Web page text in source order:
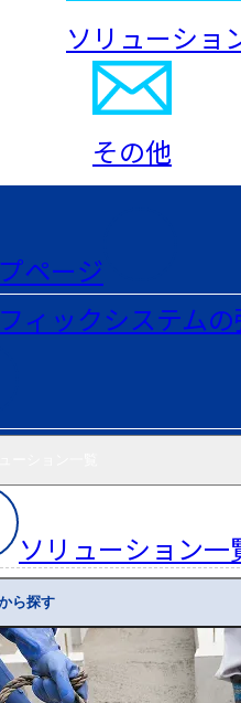
ソリューショ
その他
ページ
ィックシステム
ソリューション一
ら探す
ア活動報
6回ボランティ
た。
となる北本市
ま緑のトラス
森林保全ボラン
ました。
午前中は枯木
、自然の中で